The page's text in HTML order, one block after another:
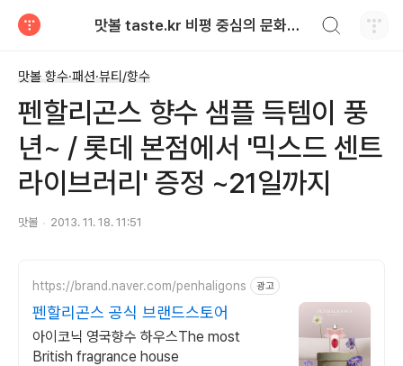
맛볼 taste.kr 비평 중심의 문화적 기호 · 맛 · 향기 리뷰
맛볼 향수·패션·뷰티/향수
펜할리곤스 향수 샘플 득템이 풍
년~ / 롯데 본점에서 '믹스드 센트
라이브러리' 증정 ~21일까지
맛볼 2013. 11. 18. 11:51
https://brand.naver.com/penhaligons 광고
펜할리곤스 공식 브랜드스토어
아이코닉 영국향수 하우스The most
British fragrance house